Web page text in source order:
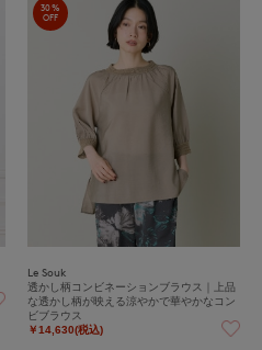
30%
OFF
Le Souk
透かし柄コンビネーションブラウス｜上品
な透かし柄が映える涼やかで華やかなコン
ビブラウス
￥14,630(税込)